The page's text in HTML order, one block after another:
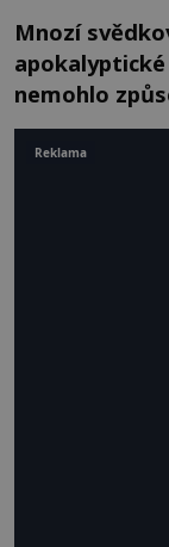
Mnozí
apokalyptické
nemohlo
Reklama